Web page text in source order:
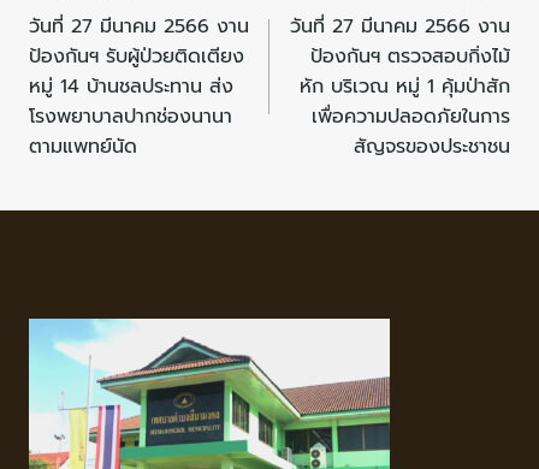
วันที่ 27 มีนาคม 2566 งาน
ป้องกันฯ รับผู้ป่วยติดเตียง
หมู่ 14 บ้านชลประทาน ส่ง
โรงพยาบาลปากช่องนานา
ตามแพทย์นัด
วันที่ 27 มีนาคม 2566 งาน
ป้องกันฯ ตรวจสอบกิ่งไม้
หัก บริเวณ หมู่ 1 คุ้มป่าสัก
เพื่อความปลอดภัยในการ
สัญจรของประชาชน